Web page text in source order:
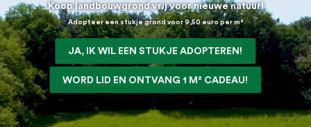
Koop landbouwgrond vrij voor nieuwe natuur!
Adopteer een stukje grond voor 9,50 euro per m²
JA, IK WIL EEN STUKJE ADOPTEREN!
WORD LID EN ONTVANG 1 M² CADEAU!